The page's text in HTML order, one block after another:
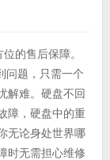
的售后保障。
问题，只需一个
解难。硬盘不回
障，硬盘中的重
无论身处世界哪
时无需担心维修